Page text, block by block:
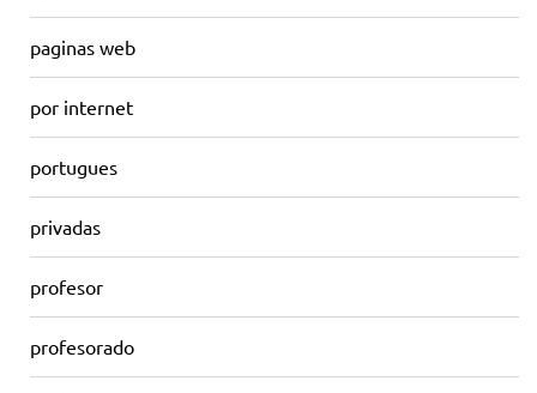
paginas web
por internet
portugues
privadas
profesor
profesorado